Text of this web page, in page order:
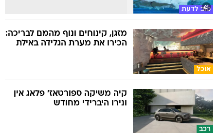
טוב לדעת
אוכל
מזגן, קינוחים ונוף מהמם לבריכה:
הכירו את מערת הגלידה באילת
רכב
קיה משיקה ספורטאז' פלאג אין
ונירו היברידי מחודש